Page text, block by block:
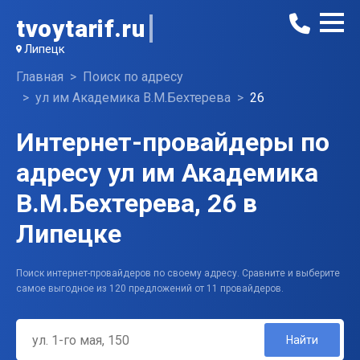
tvoytarif.ru
Липецк
Главная
Поиск по адресу
ул им Академика В.М.Бехтерева
26
Интернет-провайдеры по
адресу ул им Академика
В.М.Бехтерева, 26 в
Липецке
Поиск интернет-провайдеров по своему адресу. Сравните и выберите
самое выгодное из 120 предложений от 11 провайдеров.
Найти